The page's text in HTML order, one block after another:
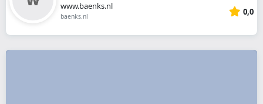
www.baenks.nl
baenks.nl 0,0